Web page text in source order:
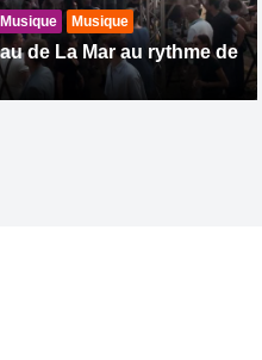
Musique Musique
de La Mar au rythme de